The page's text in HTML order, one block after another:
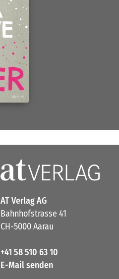
AT Verlag AG
Bahnhofstrasse 41
CH-5000 Aarau
+41 58 510 63 10
E-Mail senden